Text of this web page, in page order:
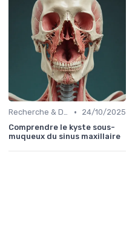
Recherche & Développement •
24/10/2025
Comprendre le kyste sous-
muqueux du sinus maxillaire